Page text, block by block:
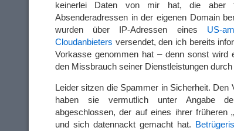
keinerlei Daten von mir hat, die aber
Absenderadressen in der eigenen Domain
wurden über IP-Adressen eines US-
Cloudanbieters versendet, den ich bereits
Vorkasse genommen hat – denn sonst wird
den Missbrauch seiner Dienstleistungen
Leider sitzen die Spammer in Sicherheit. Den
haben sie vermutlich unter Angabe
abgeschlossen, der auf eines ihrer früheren
und sich datennackt gemacht hat.